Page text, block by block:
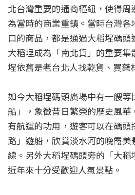
北台灣重要的通商樞紐，使得
為當時的商業重鎮。當時台灣
口的商品，都是通過大稻埕碼
大稻埕成為「南北貨」的重要
埕依舊是老台北人找乾貨、買藥
如今大稻埕碼頭廣場中有一艘等
船」，象徵昔日繁榮的歷史風華
有航運的功用，遊客可以在碼
路」遊船，欣賞淡水河的晚霞
線。另外大稻埕碼頭旁的「大稻
近年來十分受歡迎人氣景點。